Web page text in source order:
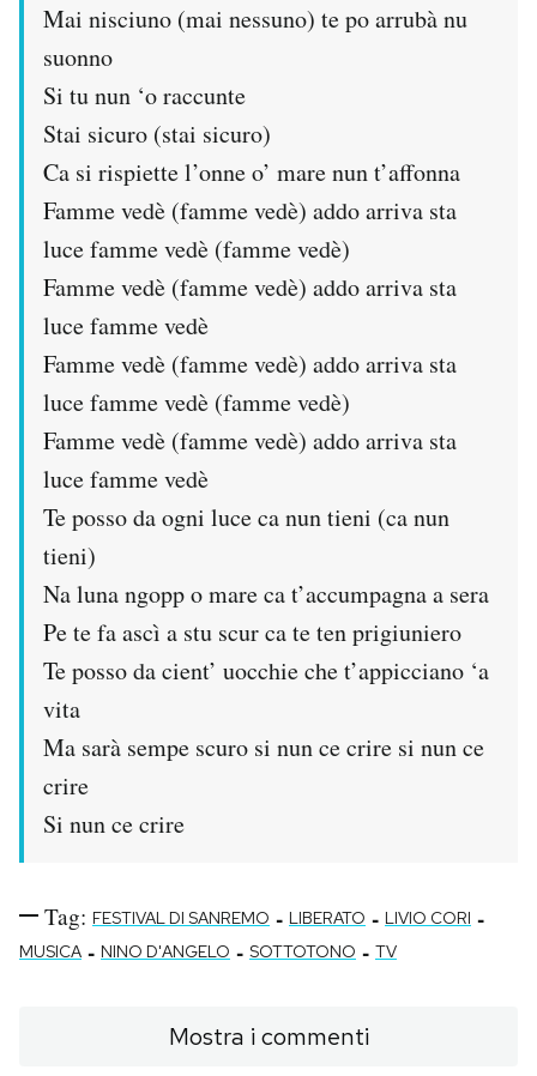
Mai nisciuno (mai nessuno) te po arrubà nu
suonno
Si tu nun ‘o raccunte
Stai sicuro (stai sicuro)
Ca si rispiette l’onne o’ mare nun t’affonna
Famme vedè (famme vedè) addo arriva sta
luce famme vedè (famme vedè)
Famme vedè (famme vedè) addo arriva sta
luce famme vedè
Famme vedè (famme vedè) addo arriva sta
luce famme vedè (famme vedè)
Famme vedè (famme vedè) addo arriva sta
luce famme vedè
Te posso da ogni luce ca nun tieni (ca nun
tieni)
Na luna ngopp o mare ca t’accumpagna a sera
Pe te fa ascì a stu scur ca te ten prigiuniero
Te posso da cient’ uocchie che t’appicciano ‘a
vita
Ma sarà sempe scuro si nun ce crire si nun ce
crire
Si nun ce crire
Tag: FESTIVAL DI SANREMO - LIBERATO - LIVIO CORI -
MUSICA - NINO D'ANGELO - SOTTOTONO - TV
Mostra i commenti